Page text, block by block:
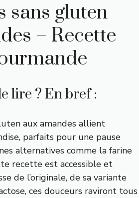
sans gluten
– Recette
lire ? En bref :
aux amandes allient
parfaits pour une pause
alternatives comme la farine
recette est accessible et
de l’originale, de sa variante
ces douceurs raviront tous